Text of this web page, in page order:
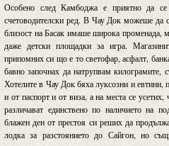
Особено след Камбоджа е приятно да
счетоводителски ред. В Чау Док можеше да
близост на Басак имаше широка променада,
даже детски площадки за игра.
припомних си що е то светофар, асфалт,
бавно започнах да натрупвам килограмите,
Хотелите в Чау Док бяха луксозни и евтини,
и от паспорт и от виза, а на места се
различават единствено по наличието на
блажен ден от престоя си реших да
лодка за разстоянието до Сайгон, но